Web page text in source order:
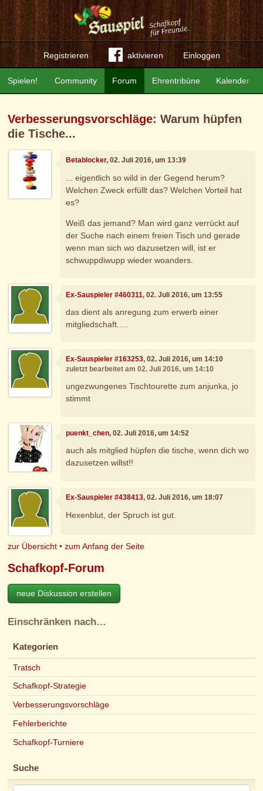
Registrieren aktivieren Einloggen
Community Forum Ehrentribüne Kalender
Spielen!
Verbesserungsvorschläge: Warum hüpfen
die Tische...
Betablocker, 02. Juli 2016, um 13:39
... eigentlich so wild in der Gegend herum?
Welchen Zweck erfüllt das? Welchen Vorteil hat
es?
Weiß das jemand? Man wird ganz verrückt auf
der Suche nach einem freien Tisch und gerade
wenn man sich wo dazusetzen will, ist er
schwuppdiwupp wieder woanders.
Ex-Sauspieler #460311, 02. Juli 2016, um 13:55
das dient als anregung zum erwerb einer
mitgliedschaft.....
Ex-Sauspieler #163253, 02. Juli 2016, um 14:10
zuletzt bearbeitet am 02. Juli 2016, um 14:10
ungezwungenes Tischtourette zum anjunka, jo
stimmt
puenkt_chen, 02. Juli 2016, um 14:52
auch als mitglied hüpfen die tische, wenn dich wo
dazusetzen willst!!
Ex-Sauspieler #438413, 02. Juli 2016, um 18:07
Hexenblut, der Spruch ist gut.
zur Übersicht •zum Anfang der Seite
Schafkopf-Forum
neue Diskussion erstellen
Einschränken nach…
Kategorien
Tratsch
Schafkopf-Strategie
Verbesserungsvorschläge
Fehlerberichte
Schafkopf-Turniere
Suche